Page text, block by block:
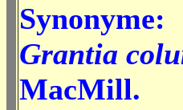
Synonyme:
Grantia
MacMill.